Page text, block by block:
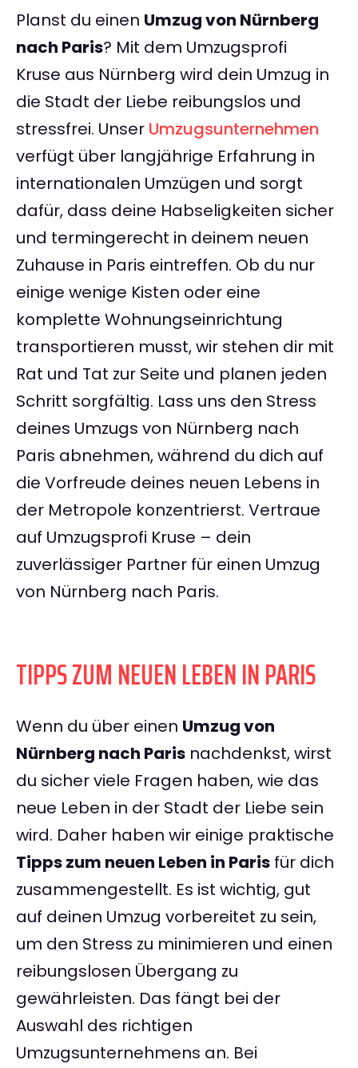
Planst du einen Umzug von Nürnberg
nach Paris? Mit dem Umzugsprofi
Kruse aus Nürnberg wird dein Umzug in
die Stadt der Liebe reibungslos und
stressfrei. Unser Umzugsunternehmen
verfügt über langjährige Erfahrung in
internationalen Umzügen und sorgt
dafür, dass deine Habseligkeiten sicher
und termingerecht in deinem neuen
Zuhause in Paris eintreffen. Ob du nur
einige wenige Kisten oder eine
komplette Wohnungseinrichtung
transportieren musst, wir stehen dir mit
Rat und Tat zur Seite und planen jeden
Schritt sorgfältig. Lass uns den Stress
deines Umzugs von Nürnberg nach
Paris abnehmen, während du dich auf
die Vorfreude deines neuen Lebens in
der Metropole konzentrierst. Vertraue
auf Umzugsprofi Kruse – dein
zuverlässiger Partner für einen Umzug
von Nürnberg nach Paris.
TIPPS ZUM NEUEN LEBEN IN PARIS
Wenn du über einen Umzug von
Nürnberg nach Paris nachdenkst, wirst
du sicher viele Fragen haben, wie das
neue Leben in der Stadt der Liebe sein
wird. Daher haben wir einige praktische
Tipps zum neuen Leben in Paris für dich
zusammengestellt. Es ist wichtig, gut
auf deinen Umzug vorbereitet zu sein,
um den Stress zu minimieren und einen
reibungslosen Übergang zu
gewährleisten. Das fängt bei der
Auswahl des richtigen
Umzugsunternehmens an. Bei